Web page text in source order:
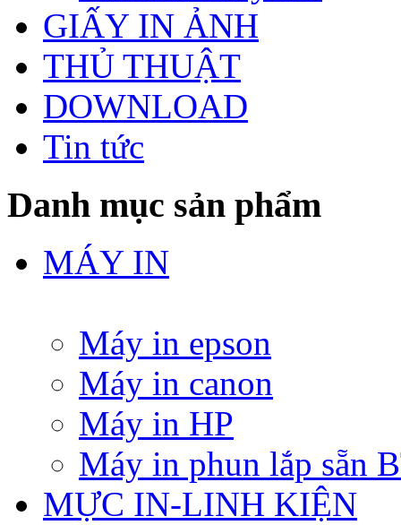
GIẤY IN ẢNH
THỦ THUẬT
DOWNLOAD
Tin tức
Danh mục sản phẩm
MÁY IN
Máy in epson
Máy in canon
Máy in HP
Máy in phun lắp sẵn
MỰC IN-LINH KIỆN